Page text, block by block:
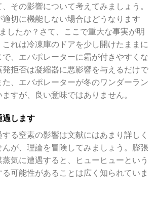
その影響について考えてみましょう。
切に機能しない場合はどうなります
したか？さて、ここで重大な事実が明
これは冷凍庫のドアを少し開けたままに
で、エバポレーターに霜が付きやすくな
発拒否は凝縮器に悪影響を与えるだけで
、エバポレーターが冬のワンダーラン
すが、良い意味ではありません。
過します
る窒素の影響は文献にはあまり詳しく
が、理論を冒険してみましょう。膨張
気に遭遇すると、ヒューヒューという
可能性があることは広く知られていま